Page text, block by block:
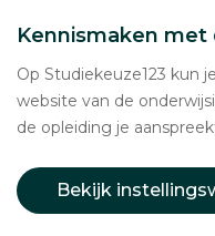
Kennismaken met
Op Studiekeuze123 kun
website van de
de opleiding je
Bekijk